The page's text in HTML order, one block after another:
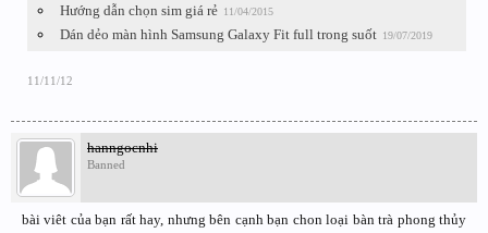
Hướng dẫn chọn sim giá rẻ 11/04/2015
Dán dẻo màn hình Samsung Galaxy Fit full trong suốt 19/07/2019
11/11/12
hanngocnhi
Banned
bài viêt của bạn rất hay, nhưng bên cạnh bạn chon loại bàn trà phong thủy